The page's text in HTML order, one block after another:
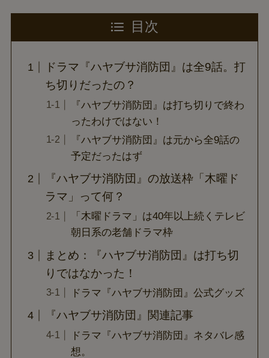
目次
ドラマ『ハヤブサ消防団』は全9話。打
ち切りだったの？
『ハヤブサ消防団』は打ち切りで終わ
ったわけではない！
『ハヤブサ消防団』は元から全9話の
予定だったはず
『ハヤブサ消防団』の放送枠「木曜ド
ラマ」って何？
「木曜ドラマ」は40年以上続くテレビ
朝日系の老舗ドラマ枠
まとめ：『ハヤブサ消防団』は打ち切
りではなかった！
ドラマ『ハヤブサ消防団』公式グッズ
『ハヤブサ消防団』関連記事
ドラマ『ハヤブサ消防団』ネタバレ感
想。